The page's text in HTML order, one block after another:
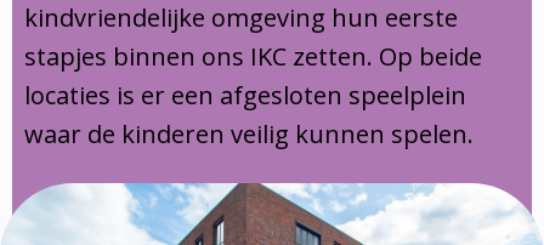
kindvriendelijke omgeving hun eerste
stapjes binnen ons IKC zetten. Op beide
locaties is er een afgesloten speelplein
waar de kinderen veilig kunnen spelen.